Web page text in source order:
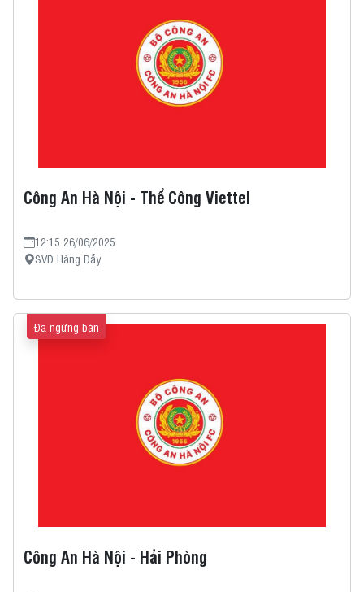
Công An Hà Nội - Thể Công Viettel
12:15 26/06/2025
SVĐ Hàng Đẫy
Công An Hà Nội - Hải Phòng
Đã ngừng bán